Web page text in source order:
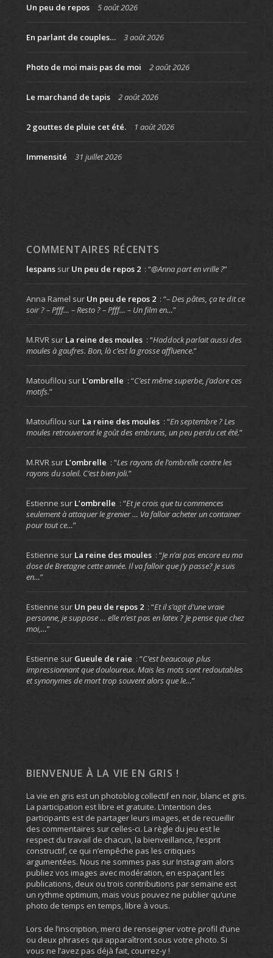
Un peu de repos 5 août 2026
En parlant de couples… 3 août 2026
Photo de moi mais pas de moi 2 août 2026
Le marchand de tapis 2 août 2026
2 gouttes de pluie cet été. 1 août 2026
Immensité 31 juillet 2026
COMMENTAIRES RÉCENTS
lespanssur Un peu de repos 2 : “@Anna part en vrille ?”
Anna Ramel sur Un peu de repos 2 : “– Des pâtes, ça te dit ce
soir ? – Pfff… – Resto ? – Pfff… – Un film en…”
M.RVR sur La reine des moules : “Haddock parlait aussi des
moules à gaufres. Bon, là c’est la grosse affluence.”
Matoufilou sur L’ombrelle : “C’est même superbe, j’adore ces
motifs.”
Matoufilou sur La reine des moules : “En septembre ? Les
moules retrouveront le goût des embruns, un peu perdu cet été.”
M.RVR sur L’ombrelle : “Les rayons de l’ombrelle contre les
rayons du soleil. C’est bien joli.”
Estienne sur L’ombrelle : “Et je crois que tu commences
seulement à attaquer le grenier … Va falloir acheter un container
pour tout ce…”
Estienne sur La reine des moules : “Je n’ai pas encore eu ma
dose de Bretagne cette année. Il va falloir que j’y passe? Je suis
en…”
Estienne sur Un peu de repos 2 : “Et il s’agit d’une vraie
personne, je suppose … elle n’est pas en latex ? Je pense que chez
moi,…”
Estienne sur Gueule de raie : “C’est beaucoup plus
impressionnant que douloureux. Mais les mots sont redoutables
et synonymes de mort trop souvent alors que le…”
BIENVENUE À LA VIE EN GRIS !
La vie en gris est un photoblog collectif en noir, blanc et gris.
La participation est libre et gratuite. L’intention des
participants est de partager leurs images, et de recueillir
des commentaires sur celles-ci. La règle du jeu est le
respect du travail de chacun, la bienveillance, l’esprit
constructif, ce qui n’empêche pas les critiques
argumentées. Nous ne sommes pas sur Instagram alors
publiez vos images avec modération, en espaçant les
publications, deux ou trois contributions par semaine est
un rythme optimum, mais vous pouvez ne publier qu’une
photo de temps en temps, libre à vous.
Lors de l’inscription, merci de renseigner votre profil d’une
ou deux phrases qui apparaîtront sous votre photo. Si
vous ne l’avez pas déjà fait, courrez-y !